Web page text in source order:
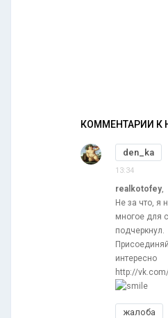
КОММЕНТАРИИ К
den_ka
13:34
realkotofey,
Не за что, я
многое для
подчеркнул.
интересно
http://
жалоба